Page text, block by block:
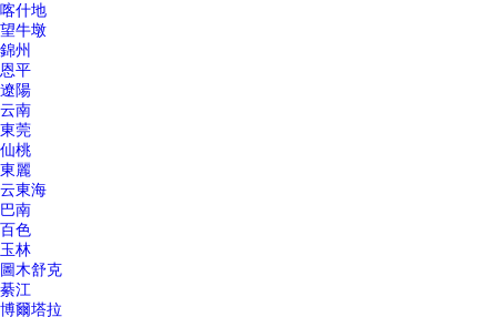
喀什地
望牛墩
錦州
恩平
遼陽
云南
東莞
仙桃
東麗
云東海
巴南
百色
玉林
圖木舒克
綦江
博爾塔拉